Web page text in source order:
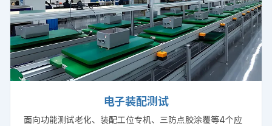
电子装配测试
面向功能测试老化、装配工位专机、三防点胶涂覆等4个应